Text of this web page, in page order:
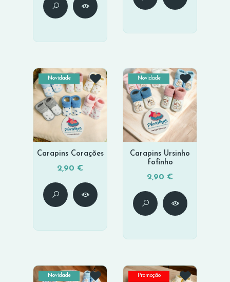
Novidade
Carapins Corações
2,90 €
Novidade
Carapins Ursinho
fofinho
2,90 €
Novidade
Promoção